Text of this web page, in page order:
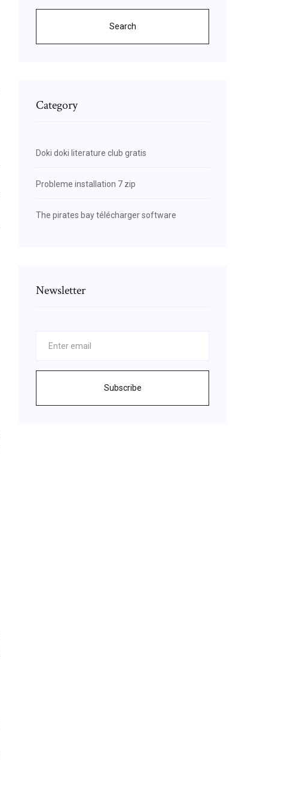
Search
Category
Doki doki literature club gratis
Probleme installation 7 zip
The pirates bay télécharger software
Newsletter
Subscribe